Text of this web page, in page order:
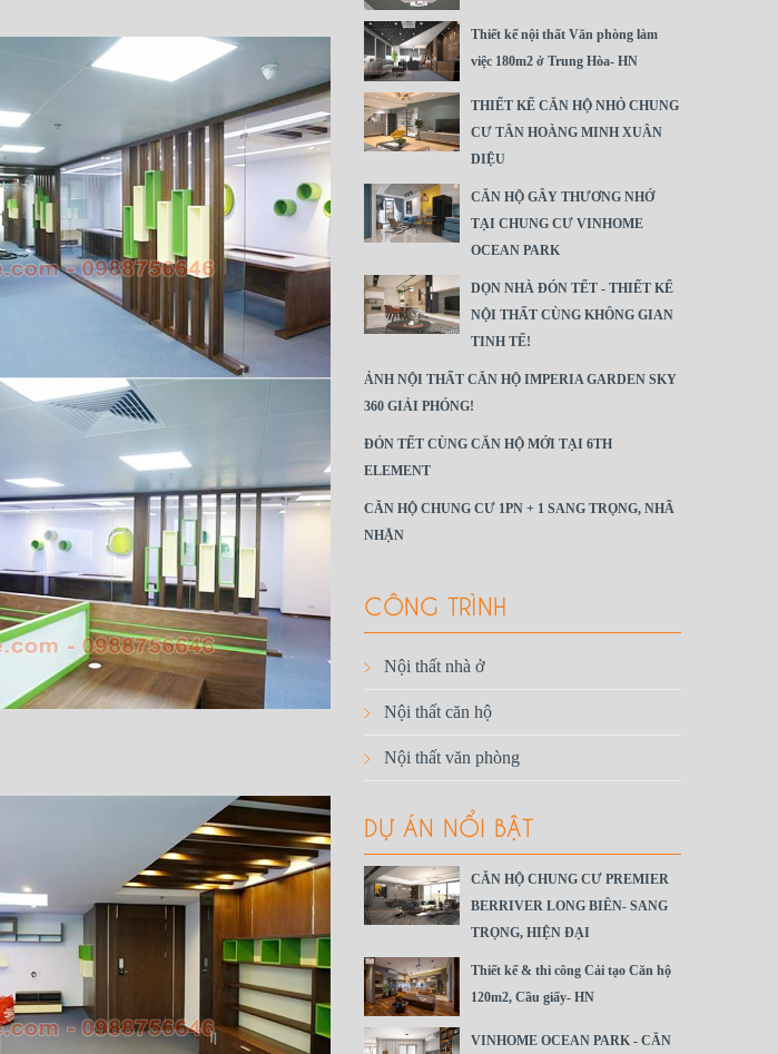
Thiết kế nội thất Văn phòng làm
việc 180m2 ở Trung Hòa- HN
THIẾT KẾ CĂN HỘ NHỎ CHUNG
CƯ TÂN HOÀNG MINH XUÂN
DIỆU
CĂN HỘ GÂY THƯƠNG NHỚ
TẠI CHUNG CƯ VINHOME
OCEAN PARK
DỌN NHÀ ĐÓN TẾT - THIẾT KẾ
NỘI THẤT CÙNG KHÔNG GIAN
TINH TẾ!
ẢNH NỘI THẤT CĂN HỘ IMPERIA GARDEN SKY
360 GIẢI PHÓNG!
ĐÓN TẾT CÙNG CĂN HỘ MỚI TẠI 6TH
ELEMENT
CĂN HỘ CHUNG CƯ 1PN + 1 SANG TRỌNG, NHÃ
NHẶN
CÔNG TRÌNH
Nội thất nhà ở
Nội thất căn hộ
Nội thất văn phòng
DỰ ÁN NỔI BẬT
CĂN HỘ CHUNG CƯ PREMIER
BERRIVER LONG BIÊN- SANG
TRỌNG, HIỆN ĐẠI
Thiết kế & thi công Cải tạo Căn hộ
120m2, Cầu giấy- HN
VINHOME OCEAN PARK - CĂN